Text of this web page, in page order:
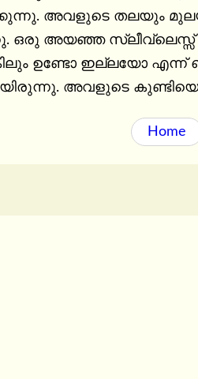
അവളുടെ തലയും
ഒരു അയഞ്ഞ
ഉണ്ടോ ഇല്ലയോ
അവളുടെ
Home